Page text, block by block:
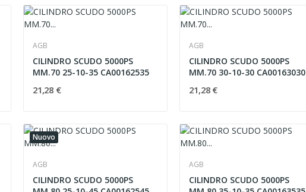
AGB
CILINDRO SCUDO 5000PS
MM.70 25-10-35 CA00162535
21,28 €
AGB
CILINDRO SCUDO 5000PS
MM.70 30-10-30 CA00163030
21,28 €
Nuovo
AGB
CILINDRO SCUDO 5000PS
AGB
CILINDRO SCUDO 5000PS